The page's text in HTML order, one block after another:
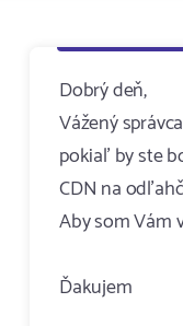
Dobrý deň,
Vážený
pokiaľ by ste
CDN na
Aby som Vám
Ďakujem